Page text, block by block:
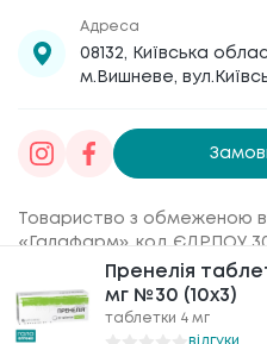
Пренелія
мг №30 (10х3)
таблетки 4 мг
відгуки
Пренелія
мг №30 (10х3)
таблетки 4 мг
відгуки
Адреса
08132, Київська
м.Вишневе,
Товариство з обмеженою
«Галафарм», код ЄДРПОУ